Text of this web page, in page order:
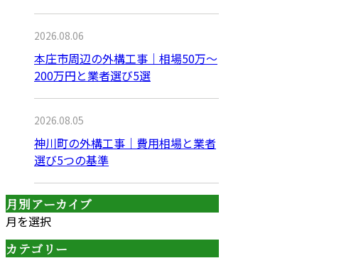
2026.08.06
本庄市周辺の外構工事｜相場50万〜
200万円と業者選び5選
2026.08.05
神川町の外構工事｜費用相場と業者
選び5つの基準
月別アーカイブ
月を選択
カテゴリー